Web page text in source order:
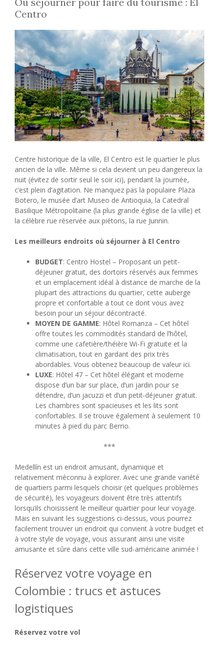
Centro
Centre historique de la ville, El Centro est le quartier le plus
ancien de la ville. Même si cela devient un peu dangereux la
nuit (évitez de sortir seul le soir ici), pendant la journée,
c’est plein d’agitation. Ne manquez pas la populaire Plaza
Botero, le musée d’art Museo de Antioquia, la Catedral
Basilique Métropolitaine (la plus grande église de la ville) et
la célèbre rue réservée aux piétons, la rue Junnin.
Les meilleurs endroits où séjourner à El Centro
BUDGET: Centro Hostel – Proposant un petit-
déjeuner gratuit, des dortoirs réservés aux femmes
et un emplacement idéal à distance de marche de la
plupart des attractions du quartier, cette auberge
propre et confortable a tout ce dont vous avez
besoin pour un séjour décontracté.
MOYEN DE GAMME: Hôtel Romanza – Cet hôtel
offre toutes les commodités standard de l’hôtel,
comme une cafetière/théière Wi-Fi gratuite et la
climatisation, tout en gardant des prix très
abordables. Vous obtenez beaucoup de valeur ici.
LUXE: Hôtel 47 – Cet hôtel élégant et moderne
dispose d’un bar sur place, d’un jardin pour se
détendre, d’un jacuzzi et d’un petit-déjeuner gratuit.
Les chambres sont spacieuses et les lits sont
confortables. Il se trouve également à seulement 10
minutes à pied du parc Berrio.
***
Medellín est un endroit amusant, dynamique et
relativement méconnu à explorer. Avec une grande variété
de quartiers parmi lesquels choisir (et quelques problèmes
de sécurité), les voyageurs doivent être très attentifs
lorsqu’ils choisissent le meilleur quartier pour leur voyage.
Mais en suivant les suggestions ci-dessus, vous pourrez
facilement trouver un endroit qui convient à votre budget et
à votre style de voyage, vous assurant ainsi une visite
amusante et sûre dans cette ville sud-américaine animée !
Réservez votre voyage en
Colombie : trucs et astuces
logistiques
Réservez votre vol